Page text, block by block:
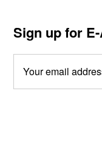
Sign up for